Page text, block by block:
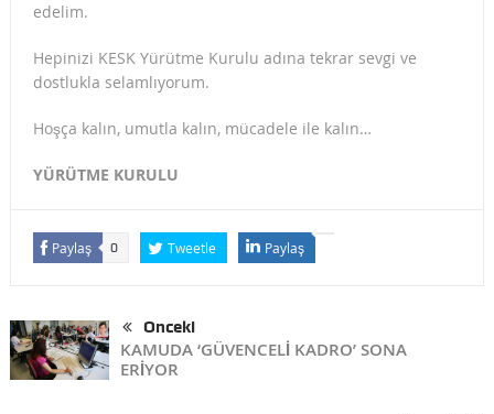
edelim.
Hepinizi KESK Yürütme Kurulu adına tekrar sevgi ve
dostlukla selamlıyorum.
Hoşça kalın, umutla kalın, mücadele ile kalın…
YÜRÜTME KURULU
Paylaş 0 Tweetle Paylaş
Önceki
KAMUDA ‘GÜVENCELİ KADRO’ SONA
ERİYOR